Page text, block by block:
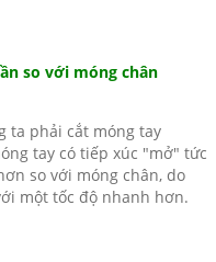
so với móng chân
ta phải cắt móng tay
tay có tiếp xúc "mở" tức
so với móng chân, do
một tốc độ nhanh hơn.